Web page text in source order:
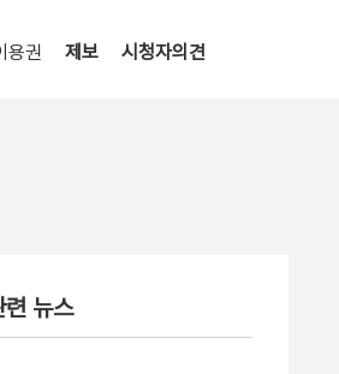
용권 제보 시청자의견
련 뉴스